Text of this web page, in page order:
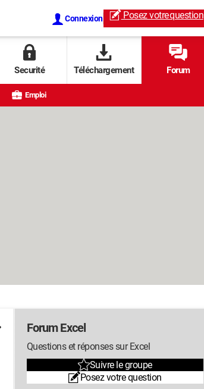
Connexion Posez votrequestion
Securité Téléchargement Forum
Emploi
Forum Excel
Questions et réponses sur Excel
Suivre le groupe
Posez votre question